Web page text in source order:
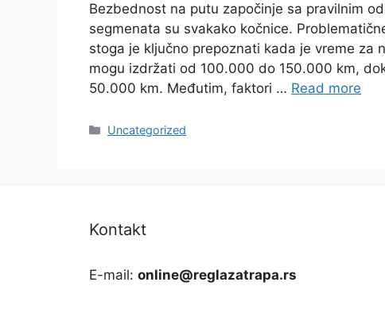
Bezbednost na putu započinje sa pravilnim
segmenata su svakako kočnice.
stoga je ključno prepoznati kada je vreme za
mogu izdržati od 100.000 do 150.000 km,
50.000 km. Međutim, faktori … Read more
Categories
Uncategorized
Kontakt
E-mail: online@reglazatrapa.rs